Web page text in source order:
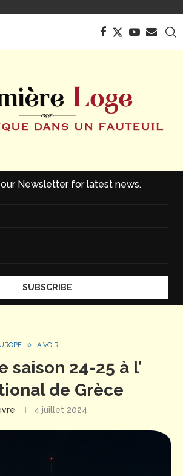
Newsletter for latest news.
À VOIR
saison 24-25 à l’
de Grèce
4 juillet 2024